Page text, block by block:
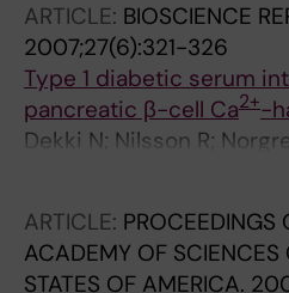
ARTICLE: BIOSCIENCE
2007;27(6):321-326
Type 1 diabetic serum
pancreatic β-cell Ca2+-
Dekki N; Nilsson R;
Appelskog I; Marcus C;
Berggren L
ARTICLE: PROCEEDINGS
ACADEMY OF SCIENCES
STATES OF AMERICA.